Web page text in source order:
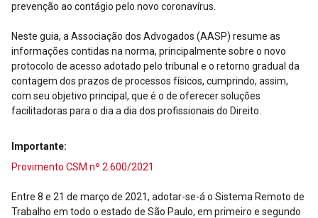
prevenção ao contágio pelo novo coronavírus.
Neste guia, a Associação dos Advogados (AASP) resume as
informações contidas na norma, principalmente sobre o novo
protocolo de acesso adotado pelo tribunal e o retorno gradual da
contagem dos prazos de processos físicos, cumprindo, assim,
com seu objetivo principal, que é o de oferecer soluções
facilitadoras para o dia a dia dos profissionais do Direito.
Importante:
Provimento CSM nº 2.600/2021
Entre 8 e 21 de março de 2021, adotar-se-á o Sistema Remoto de
Trabalho em todo o estado de São Paulo, em primeiro e segundo